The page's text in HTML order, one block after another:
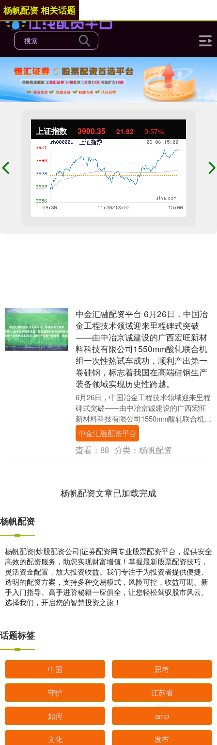
上证指数 3900.35 21.92 0.57%
杨帆配资 相关话题
中金汇融配资平台 6月26日，中国冶
金工程技术领域迎来里程碑式突破
——由中冶京诚建设的广西宏旺新材
料科技有限公司1550mm酸轧联合机
组一次性热试车成功，顺利产出第一
卷硅钢，标志着我国在高端硅钢生产
装备领域实现历史性跨越。
6月26日，中国冶金工程技术领域迎来里程
碑式突破——由中冶京诚建设的广西宏旺
新材料科技有限公司1550mm酸轧联合机组
一次性热试车成功，顺利产出第一卷硅
钢，标志....
中金汇融配资平台
查看： 88 分类： 杨帆配资
杨帆配资文章已加载完成
杨帆配资
杨帆配资|炒股配资公司|证券配资网专业股票配资平台，提供安全
高效的配资服务，助您实现财富增值！掌握最新股票配资技巧，
灵活资金配置，放大投资收益。我们专注于为投资者提供便捷、
透明的配资方案，支持多种交易模式，风险可控，收益可期。新
手入门指导、高手进阶秘籍一应俱全，让您轻松驾驭股市风云。
选择我们，开启您的智慧投资之旅！
话题标签
中国 思考
守护 江苏省
如何 amp
文化 发布